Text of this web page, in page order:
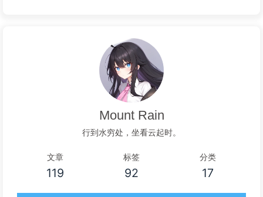
Mount Rain
行到水穷处，坐看云起时。
文章
119
标签
92
分类
17